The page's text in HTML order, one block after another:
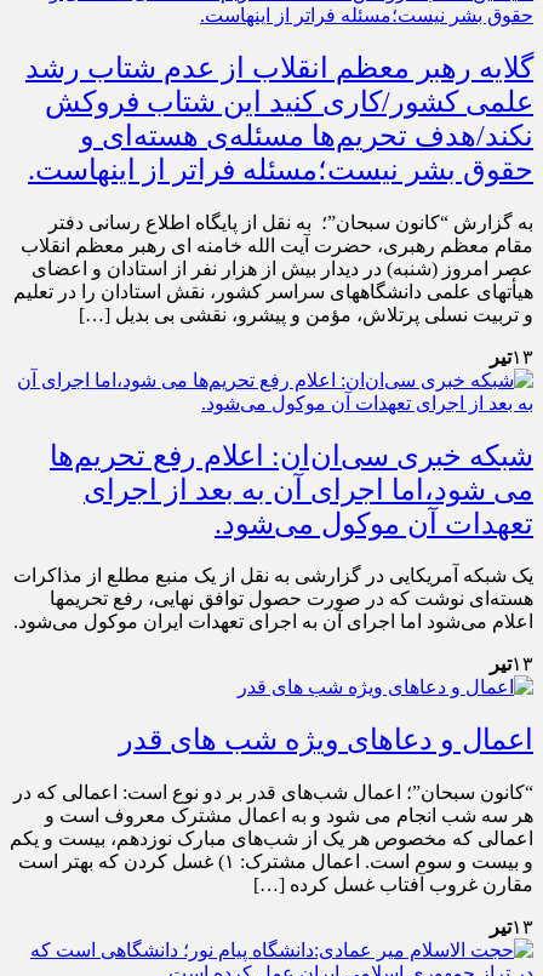
گلایه رهبر معظم انقلاب از عدم شتاب رشد
علمی کشور/کاری کنید این شتاب فروکش
نکند/هدف تحریم‌ها مسئله‌ی هسته‌ای و
حقوق بشر نیست؛مسئله فراتر از اینهاست.
به گزارش “کانون سبحان”؛ به نقل از پایگاه اطلاع رسانی دفتر
مقام معظم رهبری، حضرت آیت الله خامنه ای رهبر معظم انقلاب
عصر امروز (شنبه) در دیدار بیش از هزار نفر از استادان و اعضای
هیأتهای علمی دانشگاههای سراسر کشور، نقش استادان را در تعلیم
و تربیت نسلی پرتلاش، مؤمن و پیشرو، نقشی بی بدیل […]
۱۳تیر
شبکه خبری سی‌ان‌ان: اعلام رفع تحریم‌ها
می شود،اما اجرای آن به بعد از اجرای
تعهدات آن موکول می‌شود.
یک شبکه آمریکایی در گزارشی به نقل از یک منبع مطلع از مذاکرات
هسته‌ای نوشت که در صورت حصول توافق نهایی، رفع تحریمها
اعلام می‌شود اما اجرای آن به اجرای تعهدات ایران موکول می‌شود.
۱۳تیر
اعمال و دعاهای ویژه شب های قدر
“کانون سبحان”؛ اعمال شب‌های قدر بر دو نوع است: اعمالی که در
هر سه شب انجام می‌ شود و به اعمال مشترک معروف است و
اعمالی که مخصوص هر یک از شب‌های مبارک نوزدهم، بیست و یکم
و بیست ‌و سوم است. اعمال مشترک: ۱) غسل کردن که بهتر است
مقارن غروب آفتاب غسل کرده […]
۱۳تیر